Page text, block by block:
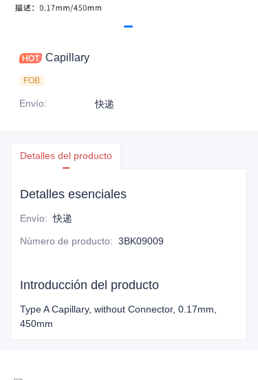
Capillary
FOB
Envío: 快递
Detalles del producto
Detalles esenciales
Envío: 快递
Número de producto: 3BK09009
Introducción del producto
Type A Capillary, without Connector, 0.17mm,
450mm